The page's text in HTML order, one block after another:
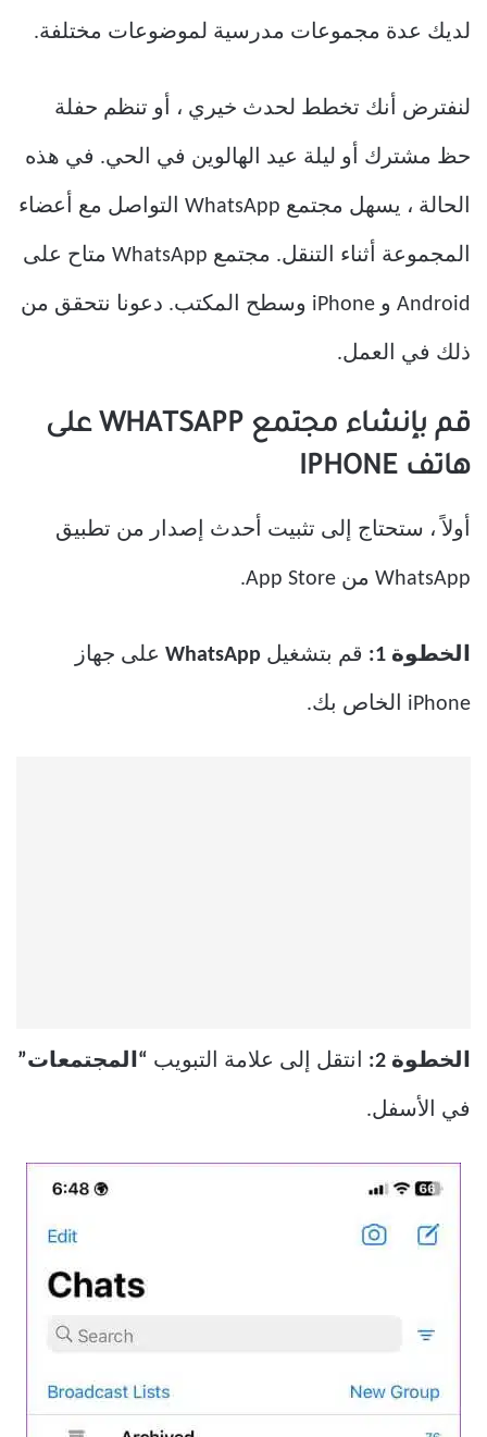
لديك عدة مجموعات مدرسية لموضوعات مختلفة.
لنفترض أنك تخطط لحدث خيري ، أو تنظم حفلة
حظ مشترك أو ليلة عيد الهالوين في الحي. في هذه
الحالة ، يسهل مجتمع WhatsApp التواصل مع أعضاء
المجموعة أثناء التنقل. مجتمع WhatsApp متاح على
Android و iPhone وسطح المكتب. دعونا نتحقق من
ذلك في العمل.
قم بإنشاء مجتمع WHATSAPP على
هاتف IPHONE
أولاً ، ستحتاج إلى تثبيت أحدث إصدار من تطبيق
WhatsApp من App Store.
الخطوة 1: قم بتشغيل WhatsApp على جهاز
iPhone الخاص بك.
الخطوة 2: انتقل إلى علامة التبويب “المجتمعات”
في الأسفل.